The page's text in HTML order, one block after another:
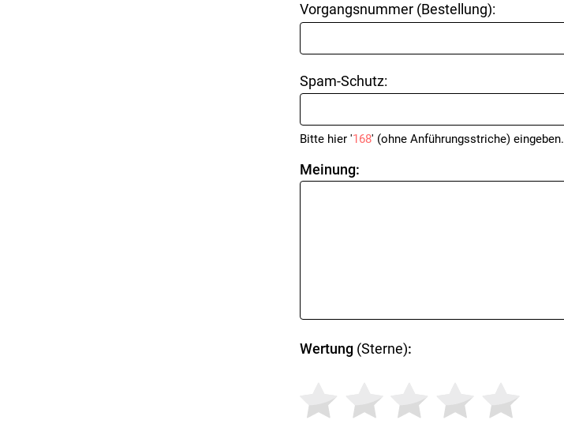
Vorgangsnummer (Bestellung):
Spam-Schutz:
Bitte hier '168' (ohne Anführungsstriche) eingeben.
Meinung:
Wertung(Sterne):